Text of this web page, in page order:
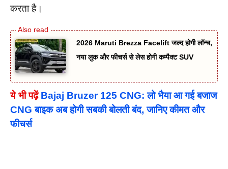
करता है।
2026 Maruti Brezza Facelift जल्द होगी लॉन्च,
नया लुक और फीचर्स से लेस होगी कम्पैक्ट SUV
ये भी पढ़ें Bajaj Bruzer 125 CNG: लो भैया आ गई बजाज
CNG बाइक अब होगी सबकी बोलती बंद, जानिए कीमत और
फीचर्स